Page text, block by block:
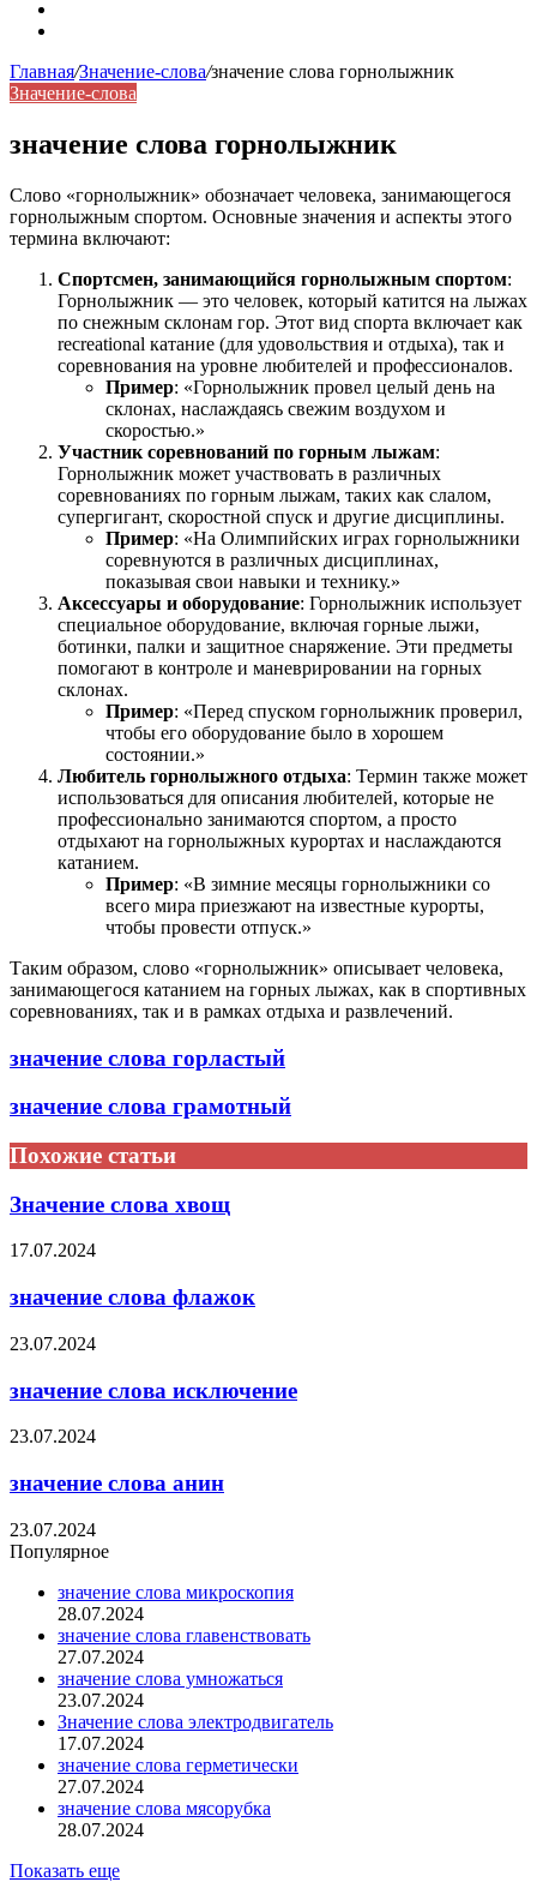
Главная/Значение-слова/значение слова горнолыжник
Значение-слова
значение слова горнолыжник
Слово «горнолыжник» обозначает человека, занимающегося
горнолыжным спортом. Основные значения и аспекты этого
термина включают:
Спортсмен, занимающийся горнолыжным спортом:
Горнолыжник — это человек, который катится на лыжах
по снежным склонам гор. Этот вид спорта включает как
recreational катание (для удовольствия и отдыха), так и
соревнования на уровне любителей и профессионалов.
Пример: «Горнолыжник провел целый день на
склонах, наслаждаясь свежим воздухом и
скоростью.»
Участник соревнований по горным лыжам:
Горнолыжник может участвовать в различных
соревнованиях по горным лыжам, таких как слалом,
супергигант, скоростной спуск и другие дисциплины.
Пример: «На Олимпийских играх горнолыжники
соревнуются в различных дисциплинах,
показывая свои навыки и технику.»
Аксессуары и оборудование: Горнолыжник использует
специальное оборудование, включая горные лыжи,
ботинки, палки и защитное снаряжение. Эти предметы
помогают в контроле и маневрировании на горных
склонах.
Пример: «Перед спуском горнолыжник проверил,
чтобы его оборудование было в хорошем
состоянии.»
Любитель горнолыжного отдыха: Термин также может
использоваться для описания любителей, которые не
профессионально занимаются спортом, а просто
отдыхают на горнолыжных курортах и наслаждаются
катанием.
Пример: «В зимние месяцы горнолыжники со
всего мира приезжают на известные курорты,
чтобы провести отпуск.»
Таким образом, слово «горнолыжник» описывает человека,
занимающегося катанием на горных лыжах, как в спортивных
соревнованиях, так и в рамках отдыха и развлечений.
значение слова горластый
значение слова грамотный
Похожие статьи
Значение слова хвощ
17.07.2024
значение слова флажок
23.07.2024
значение слова исключение
23.07.2024
значение слова анин
23.07.2024
Популярное
значение слова микроскопия
28.07.2024
значение слова главенствовать
27.07.2024
значение слова умножаться
23.07.2024
Значение слова электродвигатель
17.07.2024
значение слова герметически
27.07.2024
значение слова мясорубка
28.07.2024
Показать еще